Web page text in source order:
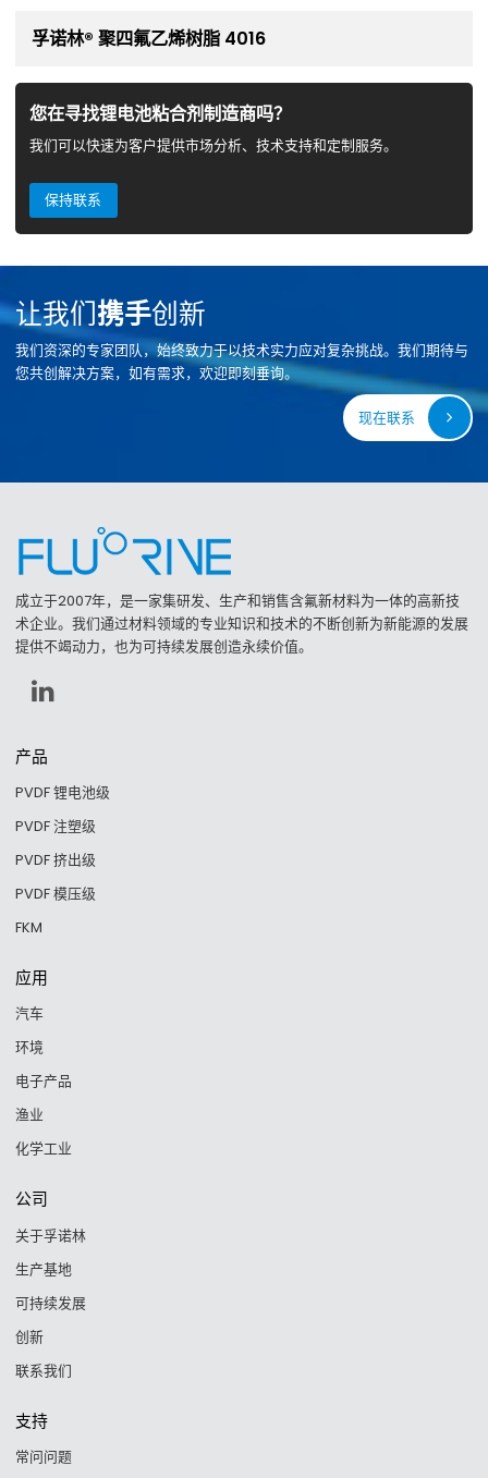
孚诺林® 聚四氟乙烯树脂 4016
您在寻找锂电池粘合剂制造商吗？
我们可以快速为客户提供市场分析、技术支持和定制服务。
保持联系
让我们携手创新
我们资深的专家团队，始终致力于以技术实力应对复杂挑战。我们期待与
您共创解决方案，如有需求，欢迎即刻垂询。
现在联系
成立于2007年，是一家集研发、生产和销售含氟新材料为一体的高新技
术企业。我们通过材料领域的专业知识和技术的不断创新为新能源的发展
提供不竭动力，也为可持续发展创造永续价值。
产品
PVDF 锂电池级
PVDF 注塑级
PVDF 挤出级
PVDF 模压级
FKM
应用
汽车
环境
电子产品
渔业
化学工业
公司
关于孚诺林
生产基地
可持续发展
创新
联系我们
支持
常问问题